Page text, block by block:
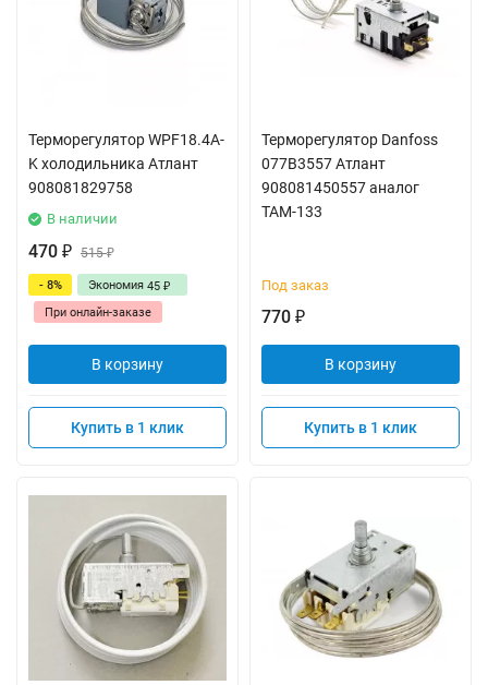
Терморегулятор WPF18.4A-
K холодильника Атлант
908081829758
В наличии
470 ₽ 515₽
- 8% Экономия 45 ₽
При онлайн-заказе
В корзину
Купить в 1 клик
Терморегулятор Danfoss
077B3557 Атлант
908081450557 аналог
ТАМ-133
Под заказ
770 ₽
В корзину
Купить в 1 клик